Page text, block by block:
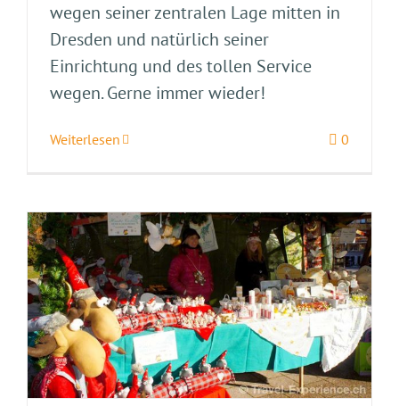
wegen seiner zentralen Lage mitten in
Dresden und natürlich seiner
Einrichtung und des tollen Service
wegen. Gerne immer wieder!
Weiterlesen 0